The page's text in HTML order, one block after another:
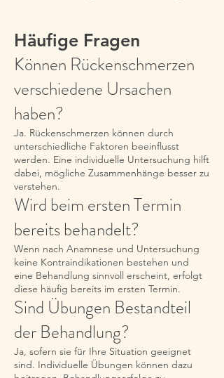
Häufige Fragen
Können Rückenschmerzen
verschiedene Ursachen
haben?
Ja. Rückenschmerzen können durch
unterschiedliche Faktoren beeinflusst
werden. Eine individuelle Untersuchung hilft
dabei, mögliche Zusammenhänge besser zu
verstehen.
Wird beim ersten Termin
bereits behandelt?
Wenn nach Anamnese und Untersuchung
keine Kontraindikationen bestehen und
eine Behandlung sinnvoll erscheint, erfolgt
diese häufig bereits im ersten Termin.
Sind Übungen Bestandteil
der Behandlung?
Ja, sofern sie für Ihre Situation geeignet
sind. Individuelle Übungen können dazu